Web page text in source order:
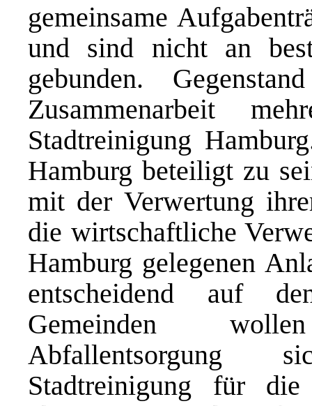
gemeinsame
und sind nicht an
gebunden.
Zusammenarbeit
Stadtreinigung
Hamburg beteiligt zu
mit der Verwertung
die wirtschaftliche
Hamburg gelegenen
entscheidend auf
Gemeinden
Abfallentsorgung
Stadtreinigung für